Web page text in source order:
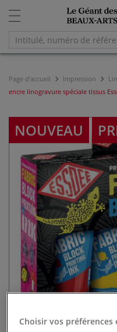
Page d'accueil Impression
encre linogravure spéciale tissus
NOUVEAU
Choisir vos